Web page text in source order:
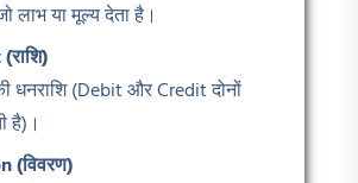
लाभ या मूल्य देता है।
(राशि)
धनराशि (Debit और Credit दोनों
है)।
(विवरण)